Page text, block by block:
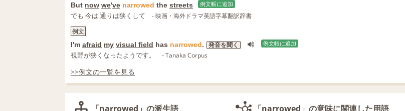
But now we've narrowed the streets 例文帳に追加
でも 今は 通りは狭くして
- 映画・海外ドラマ英語字幕翻訳辞書
例文
I'm afraid my visual field has narrowed. 発音を聞く 例文帳に追加
視野が狭くなったようです。 - Tanaka Corpus
>>例文の一覧を見る
「narrowed」の派生語 「narrowed」の意味に関連した用語